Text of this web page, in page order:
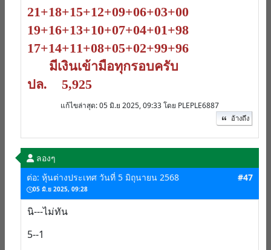
21+18+15+12+09+06+03+00
19+16+13+10+07+04+01+98
17+14+11+08+05+02+99+96
มีเงินเข้ามือทุกรอบครับ
ปล. 5,925
แก้ไขล่าสุด: 05 มิ.ย 2025, 09:33 โดย PLEPLE6887
อ้างถึง
ลองๆ
ต่อ: หุ้นต่างประเทศ วันที่ 5 มิถุนายน 2568
05 มิ.ย 2025, 09:28
#47
นิ---ไม่ทัน
5--1